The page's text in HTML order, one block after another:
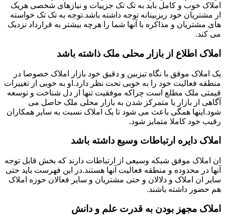
املاک خوب و کامل باید به تک تک جزییات و نیازهای شخصی هریک
از مشتریان خود ریزبینانه توجه داشته باشد.توجه به تک تک خواسته
های مشتریان و مذاکره با آنها شما را هرچه بیشتر به قرارداد نزدیک
می کند.
املاک اطلاع از بازار محلی ملک ذاشته باشد
یک املاک موفق با نگاه تیزبین و دقیق خود بازار املاک خصوصا در
منطقه فعالیت خود را به خوبی تحت نظر دارد.او به خوبی از تغییرات
قیمتی ملک مطلع است چراکه موفقیت تنها از دل شناخت و توسعه
آگاهی از بازار یا متمرکز شدن به بازار محلی ملک حاصل می
شود.اینها همگی باعث می شود تا یک املاک نسبت به سایر همکاران
رقیب خود کاملا متمایز شود.
املاک دایره ارتباطات وسیع داشته باشد
ان املاک موفق شبکه وسیعی از ارتباطات دارند که بخش قابل توجه
آنها در محدوده و منطقه فعالیت آنها هستند.در این فهرست باید حتی
سایر ان املاک و دلالان و حتی مشتریان و سایر فعالان حوزه املاک
هم حضور داشته باشند.
املاک مجهز بودن به قدرت علم و دانش